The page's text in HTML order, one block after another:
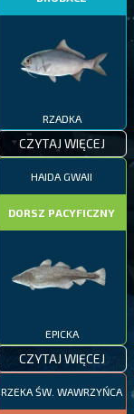
RZADKA
CZYTAJ WIĘCEJ
HAIDA GWAII
DORSZ PACYFICZNY
EPICKA
CZYTAJ WIĘCEJ
RZEKA ŚW. WAWRZYŃCA